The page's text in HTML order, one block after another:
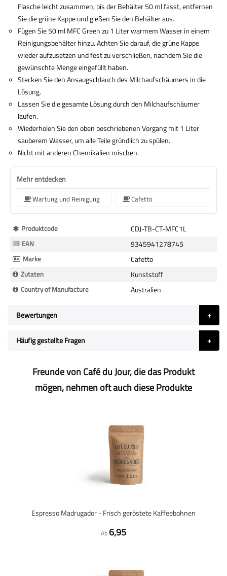
Flasche leicht zusammen, bis der Behälter 50 ml fasst, entfernen
Sie die grüne Kappe und gießen Sie den Behälter aus.
Fügen Sie 50 ml MFC Green zu 1 Liter warmem Wasser in einem
Reinigungsbehälter hinzu. Achten Sie darauf, die grüne Kappe
wieder aufzusetzen und fest zu verschließen, nachdem Sie die
gewünschte Menge eingefüllt haben.
Stecken Sie den Ansaugschlauch des Milchaufschäumers in die
Lösung.
Lassen Sie die gesamte Lösung durch den Milchaufschäumer
laufen.
Wiederholen Sie den oben beschriebenen Vorgang mit 1 Liter
sauberem Wasser, um alle Teile gründlich zu spülen.
Nicht mit anderen Chemikalien mischen.
Mehr entdecken
Wartung und Reinigung Cafetto
Mehr
Informationen
Produktcode CDJ-TB-CT-MFC1L
EAN 9345941278745
Marke Cafetto
Zutaten Kunststoff
Country of Manufacture Australien
Bewertungen
Häufig gestellte Fragen
Freunde von Café du Jour, die das Produkt
mögen, nehmen oft auch diese Produkte
Espresso Madrugador - Frisch geröstete Kaffeebohnen
Ab 6,95